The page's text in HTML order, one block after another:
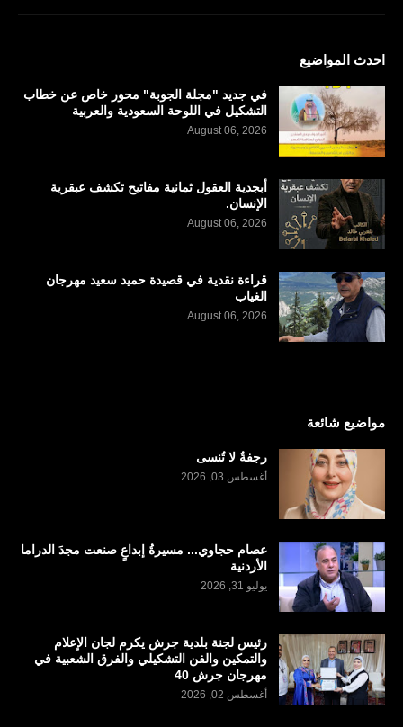
احدث المواضيع
في جديد "مجلة الجوبة" محور خاص عن خطاب
التشكيل في اللوحة السعودية والعربية
August 06, 2026
أبجدية العقول ثمانية مفاتيح تكشف عبقرية
الإنسان.
August 06, 2026
قراءة نقدية في قصيدة حميد سعيد مهرجان
الغياب
August 06, 2026
مواضيع شائعة
رجفةٌ لا تُنسى
أغسطس 03, 2026
عصام حجاوي... مسيرةُ إبداعٍ صنعت مجدَ الدراما
الأردنية
يوليو 31, 2026
رئيس لجنة بلدية جرش يكرم لجان الإعلام
والتمكين والفن التشكيلي والفرق الشعبية في
مهرجان جرش 40
أغسطس 02, 2026